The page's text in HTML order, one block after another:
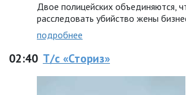
Двое полицейских объединяются,
расследовать убийство жены
подробнее
02:40 Т/с «Стopиз»